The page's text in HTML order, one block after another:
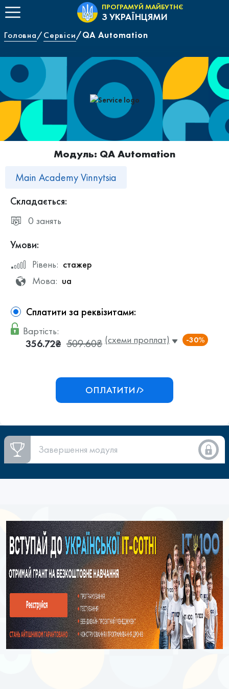
ПРОГРАМУЙ МАЙБУТНЄ
З УКРАЇНЦЯМИ
Головна Сервіси QA Automation
Модуль: QA Automation
Main Academy Vinnytsia
Складається:
0 занять
Умови:
Рівень: стажер
Мова: ua
Сплатити за реквізитами:
Вартість:
356.72₴ 509.60₴ (схеми проплат) -30%
ОПЛАТИТИ
Завершення модуля